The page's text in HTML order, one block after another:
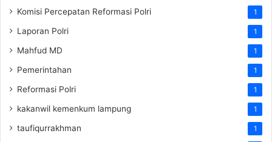
Komisi Percepatan Reformasi Polri 1
Laporan Polri 1
Mahfud MD 1
Pemerintahan 1
Reformasi Polri 1
kakanwil kemenkum lampung 1
taufiqurrakhman 1